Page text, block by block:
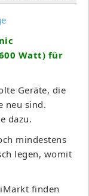
Watt) für
Geräte, die
neu sind.
dazu.
mindestens
legen, womit
finden